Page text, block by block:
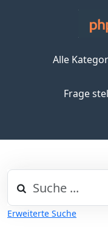
Alle
Frage
Erweiterte Suche